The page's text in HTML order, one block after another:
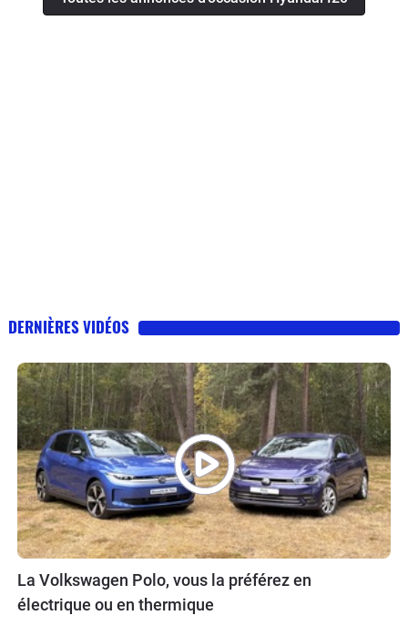
DERNIÈRES VIDÉOS
La Volkswagen Polo, vous la préférez en
électrique ou en thermique